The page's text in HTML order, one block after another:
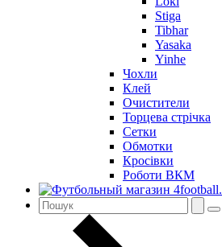
Stiga
Tibhar
Yasaka
Yinhe
Чохли
Клей
Очистители
Торцева стрічка
Сетки
Обмотки
Кросівки
Роботи ВКМ